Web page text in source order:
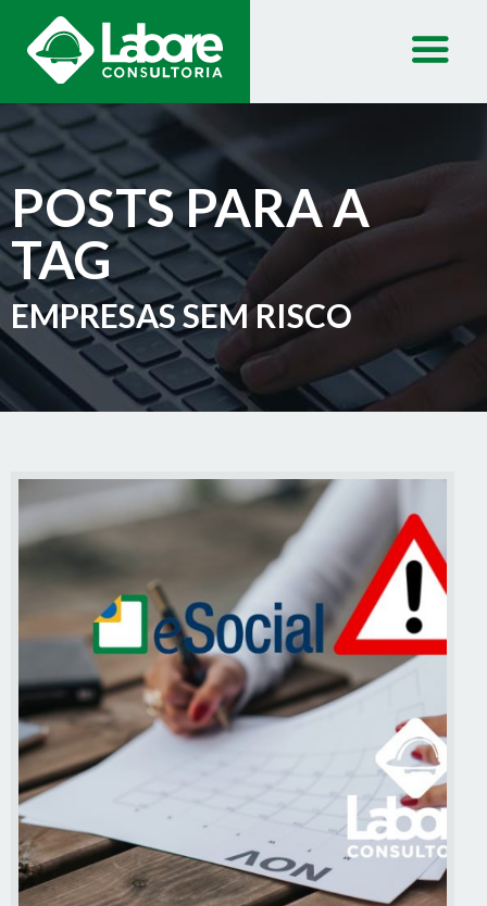
POSTS PARA A
TAG
EMPRESAS SEM RISCO